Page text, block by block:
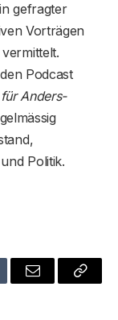
gefragter
Vorträgen
Podcast
Anders-
Politik.
Email
Copy